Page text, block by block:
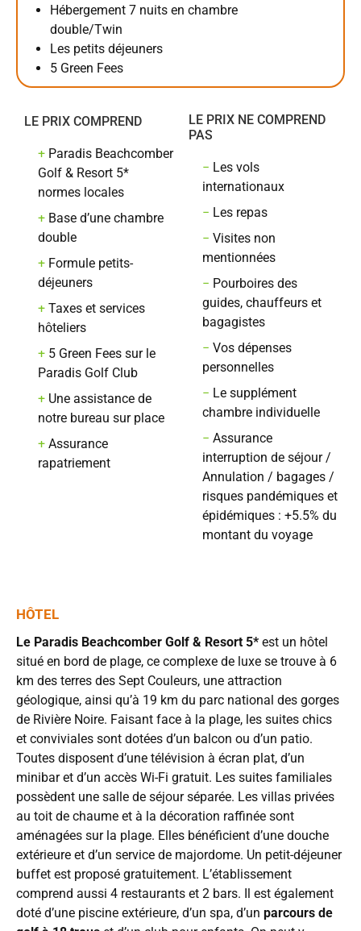
Hébergement 7 nuits en chambre
double/Twin
Les petits déjeuners
5 Green Fees
LE PRIX COMPREND
+ Paradis Beachcomber
Golf & Resort 5*
normes locales
+ Base d’une chambre
double
+ Formule petits-
déjeuners
+ Taxes et services
hôteliers
+ 5 Green Fees sur le
Paradis Golf Club
+ Une assistance de
notre bureau sur place
+ Assurance
rapatriement
LE PRIX NE COMPREND
PAS
− Les vols
internationaux
− Les repas
−Visites non
mentionnées
− Pourboires des
guides, chauffeurs et
bagagistes
−Vos dépenses
personnelles
− Le supplément
chambre individuelle
−Assurance
interruption de séjour /
Annulation / bagages /
risques pandémiques et
épidémiques : +5.5% du
montant du voyage
HÔTEL
Le Paradis Beachcomber Golf & Resort 5*est un hôtel
situé en bord de plage, ce complexe de luxe se trouve à 6
km des terres des Sept Couleurs, une attraction
géologique, ainsi qu’à 19 km du parc national des gorges
de Rivière Noire. Faisant face à la plage, les suites chics
et conviviales sont dotées d’un balcon ou d’un patio.
Toutes disposent d’une télévision à écran plat, d’un
minibar et d’un accès Wi-Fi gratuit. Les suites familiales
possèdent une salle de séjour séparée. Les villas privées
au toit de chaume et à la décoration raffinée sont
aménagées sur la plage. Elles bénéficient d’une douche
extérieure et d’un service de majordome. Un petit-déjeuner
buffet est proposé gratuitement. L’établissement
comprend aussi 4 restaurants et 2 bars. Il est également
doté d’une piscine extérieure, d’un spa, d’un parcours de